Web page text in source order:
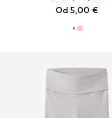
Od 5,00 €